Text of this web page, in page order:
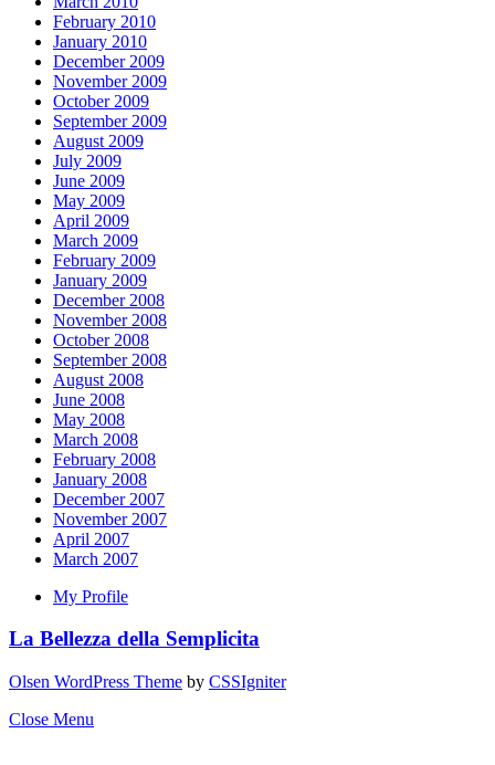
February 2010
January 2010
December 2009
November 2009
October 2009
September 2009
August 2009
July 2009
June 2009
May 2009
April 2009
March 2009
February 2009
January 2009
December 2008
November 2008
October 2008
September 2008
August 2008
June 2008
May 2008
March 2008
February 2008
January 2008
December 2007
November 2007
April 2007
March 2007
My Profile
La Bellezza della Semplicita
Olsen WordPress Theme by CSSIgniter
Close Menu